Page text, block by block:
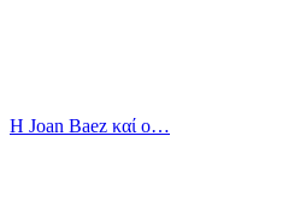
Η Joan Baez καί ο…